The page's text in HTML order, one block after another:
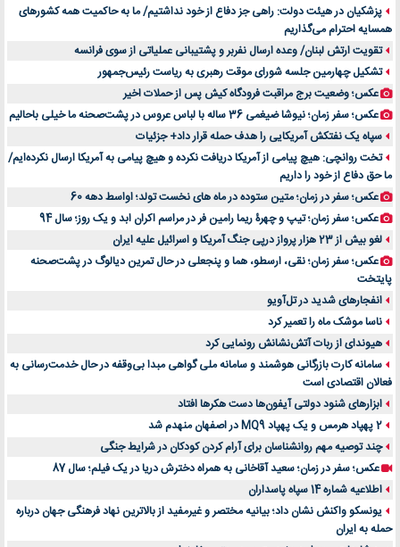
اهمیت انتخاب بهترین وکیل در سعادت آباد برای پرونده‌های حساس و کلان
لیفتراک صفر؛ راهنمای جامع خرید، قیمت و فروش در ایران
راهنمای جامع بهترین کفش ورزشی برای دویدن و استفاده روزمره | بررسی ۱۲ مدل برتر
پزشکیان در هیئت دولت: راهی جز دفاع از خود نداشتیم/ ما به حاکمیت همه کشورهای
همسایه احترام می‌گذاریم
تقویت ارتش لبنان/ وعده ارسال نفربر و پشتیبانی عملیاتی از سوی فرانسه
تشکیل چهارمین جلسه شورای موقت رهبری به ریاست رئیس‌جمهور
عکس؛ وضعیت برج مراقبت فرودگاه کیش پس از حملات اخیر
عکس؛ سفر زمان؛ نیوشا ضیغمی 36 ساله با لباس عروس در پشت‌صحنه ما خیلی باحالیم
سپاه یک نفتکش آمریکایی را هدف حمله قرار داد+ جزئیات
تخت روانچی: هیچ پیامی از آمریکا دریافت نکرده و هیچ پیامی به آمریکا ارسال نکرده‌ایم/
ما حق دفاع از خود را داریم
عکس؛ سفر در زمان؛ متین ستوده در ماه های نخست تولد؛ اواسط دهه 60
عکس؛ سفر زمان؛ تیپ و چهرۀ ریما رامین فر در مراسم اکران ابد و یک روز؛ سال 94
لغو بیش از 23 هزار پرواز درپی جنگ آمریکا و اسرائیل علیه ایران
عکس؛ سفر زمان؛ نقی، ارسطو، هما و پنجعلی در حال تمرین دیالوگ در پشت‌صحنه
پایتخت
انفجارهای شدید در تل‌آویو
ناسا موشک ماه را تعمیر کرد
هیوندای از ربات آتش‌نشانش رونمایی کرد
سامانه کارت بازرگانی هوشمند و سامانه ملی گواهی مبدا بی‌وقفه در حال خدمت‌رسانی به
فعالان اقتصادی است
ابزارهای شنود دولتی آیفون‌ها دست هکرها افتاد
2 پهپاد هرمس و یک پهپاد MQ9 در اصفهان منهدم شد
چند توصیه مهم روانشناسان برای آرام کردن کودکان در شرایط جنگی
عکس؛ سفر در زمان؛ سعید آقاخانی به همراه دخترش دریا در یک فیلم؛ سال 87
اطلاعیه شماره 14 سپاه پاسداران
یونسکو واکنش نشان داد؛ بیانیه مختصر و غیرمفید از بالاترین نهاد فرهنگی جهان درباره
حمله به ایران